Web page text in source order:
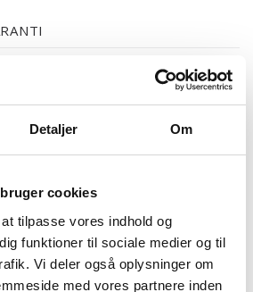
Detaljer Om
cookies
tilpasse vores indhold og
funktioner til sociale medier og til
Vi deler også oplysninger om
med vores partnere inden
LAK